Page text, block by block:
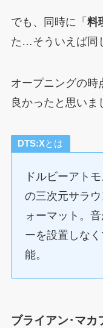
でも、同時に「 料
た…そういえば同
オープニングの時
良かったと思いま
DTS:Xとは
ドルビーアト
の三次元サラ
ォーマット。
ーを設置しな
能。
ブライアン･マカ